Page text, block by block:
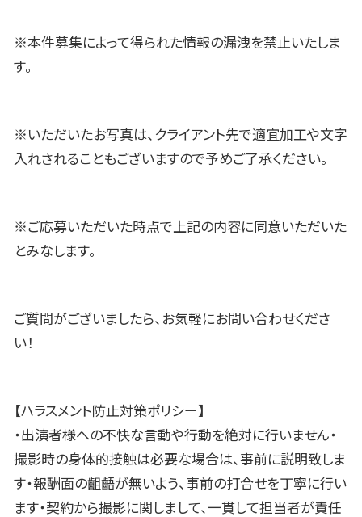
※本件募集によって得られた情報の漏洩を禁止いたしま
す。
※いただいたお写真は、クライアント先で適宜加工や文字
入れされることもございますので予めご了承ください。
※ご応募いただいた時点で上記の内容に同意いただいた
とみなします。
ご質問がございましたら、お気軽にお問い合わせくださ
い！
【ハラスメント防止対策ポリシー】
・出演者様への不快な言動や行動を絶対に行いません・
撮影時の身体的接触は必要な場合は、事前に説明致しま
す・報酬面の齟齬が無いよう、事前の打合せを丁寧に行い
ます・契約から撮影に関しまして、一貫して担当者が責任